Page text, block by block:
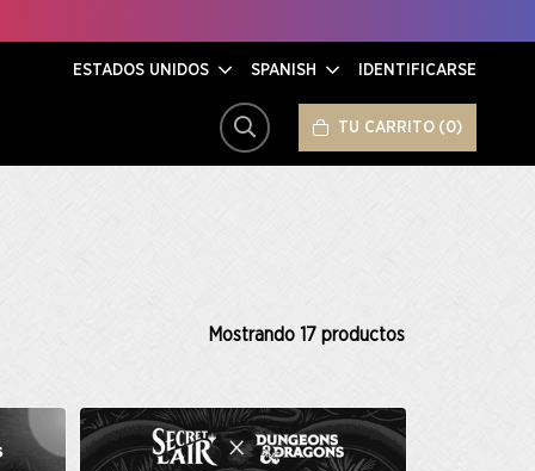
ESTADOS UNIDOS SPANISH IDENTIFICARSE
BUSCAR TU CARRITO 0
Mostrando 17 productos